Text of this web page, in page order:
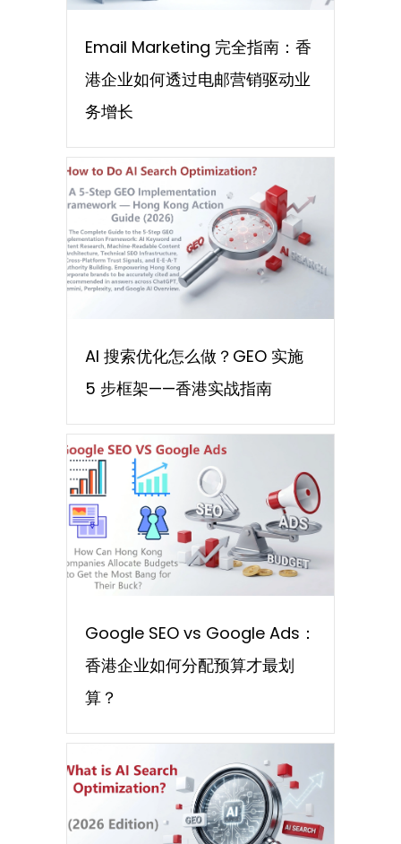
Email Marketing 完全指南：香
港企业如何透过电邮营销驱动业
务增长
AI 搜索优化怎么做？GEO 实施
5 步框架——香港实战指南
Google SEO vs Google Ads：
香港企业如何分配预算才最划
算？